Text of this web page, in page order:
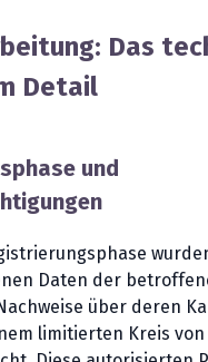
Das
Detail
und
Daten der
über deren
limitierten Kreis